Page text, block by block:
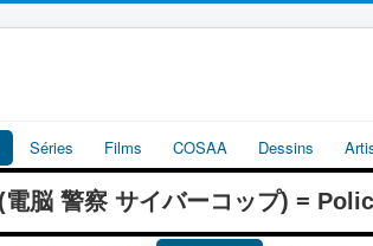
Séries Films COSAA Dessins
脳 警察 サイバーコップ) =